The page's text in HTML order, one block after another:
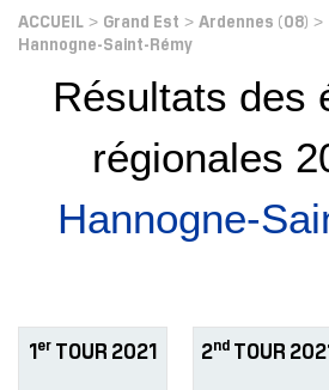
ACCUEIL > Grand Est > Ardennes (08) >
Hannogne-Saint-Rémy
Résultats des
régionales
Hannogne-
1er TOUR 2021 2ndTOUR